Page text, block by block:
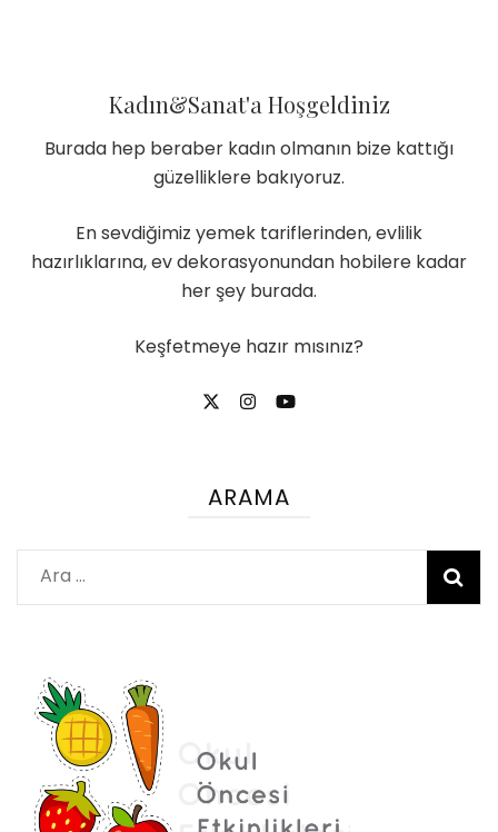
Kadın&Sanat'a Hoşgeldiniz
Burada hep beraber kadın olmanın bize kattığı
güzelliklere bakıyoruz.
En sevdiğimiz yemek tariflerinden, evlilik
hazırlıklarına, ev dekorasyonundan hobilere kadar
her şey burada.
Keşfetmeye hazır mısınız?
ARAMA
Arama: